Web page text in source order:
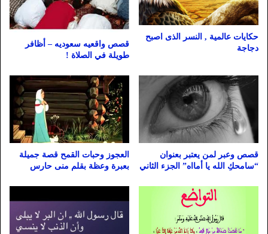
حكايات عالمية , النسر الذى اصبح
دجاجة
قصص واقعيه سعوديه – أظافر
طويلة في الصلاة !
قصص وعبر لمن يعتبر بعنوان
“سامحكِ الله يا أمااه” الجزء الثاني
العجوز وحبات القمح قصة جميلة
بعبرة وعظة بقلم منى حارس